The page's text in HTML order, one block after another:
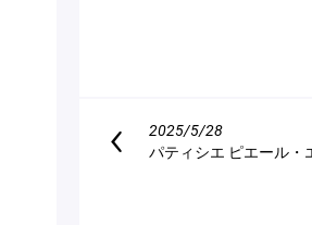
2025/5/28
パティシエ ピエール・